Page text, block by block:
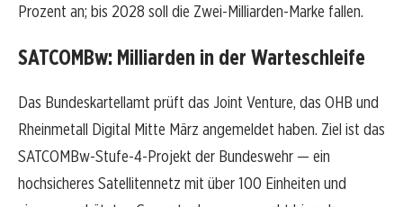
Prozent an; bis 2028 soll die Zwei-Milliarden-Marke fallen.
SATCOMBw: Milliarden in der Warteschleife
Das Bundeskartellamt prüft das Joint Venture, das OHB und
Rheinmetall Digital Mitte März angemeldet haben. Ziel ist das
SATCOMBw-Stufe-4-Projekt der Bundeswehr — ein
hochsicheres Satellitennetz mit über 100 Einheiten und